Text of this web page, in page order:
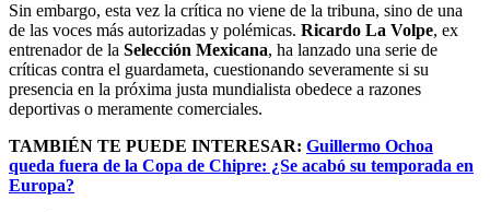
Sin embargo, esta vez la crítica no viene de la tribuna, sino de una
de las voces más autorizadas y polémicas. Ricardo La Volpe, ex
entrenador de la Selección Mexicana, ha lanzado una serie de
críticas contra el guardameta, cuestionando severamente si su
presencia en la próxima justa mundialista obedece a razones
deportivas o meramente comerciales.
TAMBIÉN TE PUEDE INTERESAR: Guillermo Ochoa
queda fuera de la Copa de Chipre: ¿Se acabó su temporada en
Europa?